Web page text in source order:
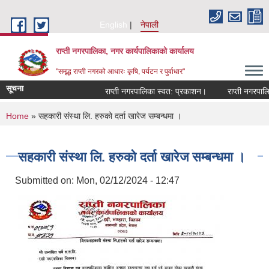
English
नेपाली
राप्ती नगरपालिका, नगर कार्यपालिकाको कार्यालय
"समृद्ध राप्ती नगरको आधारः कृषि, पर्यटन र पुर्वाधार"
सूचना राप्ती नगरपालिका स्वत: प्रकाशन। राप्ती
You are here
Home » सहकारी संस्था लि. हरुको दर्ता खारेज सम्बन्धमा ।
सहकारी संस्था लि. हरुको दर्ता खारेज सम्बन्धमा ।
Submitted on: Mon, 02/12/2024 - 12:47